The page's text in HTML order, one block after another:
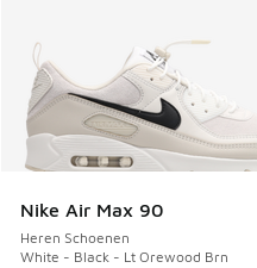
Nike Air Max 90
Heren Schoenen
White - Black - Lt Orewood Brn